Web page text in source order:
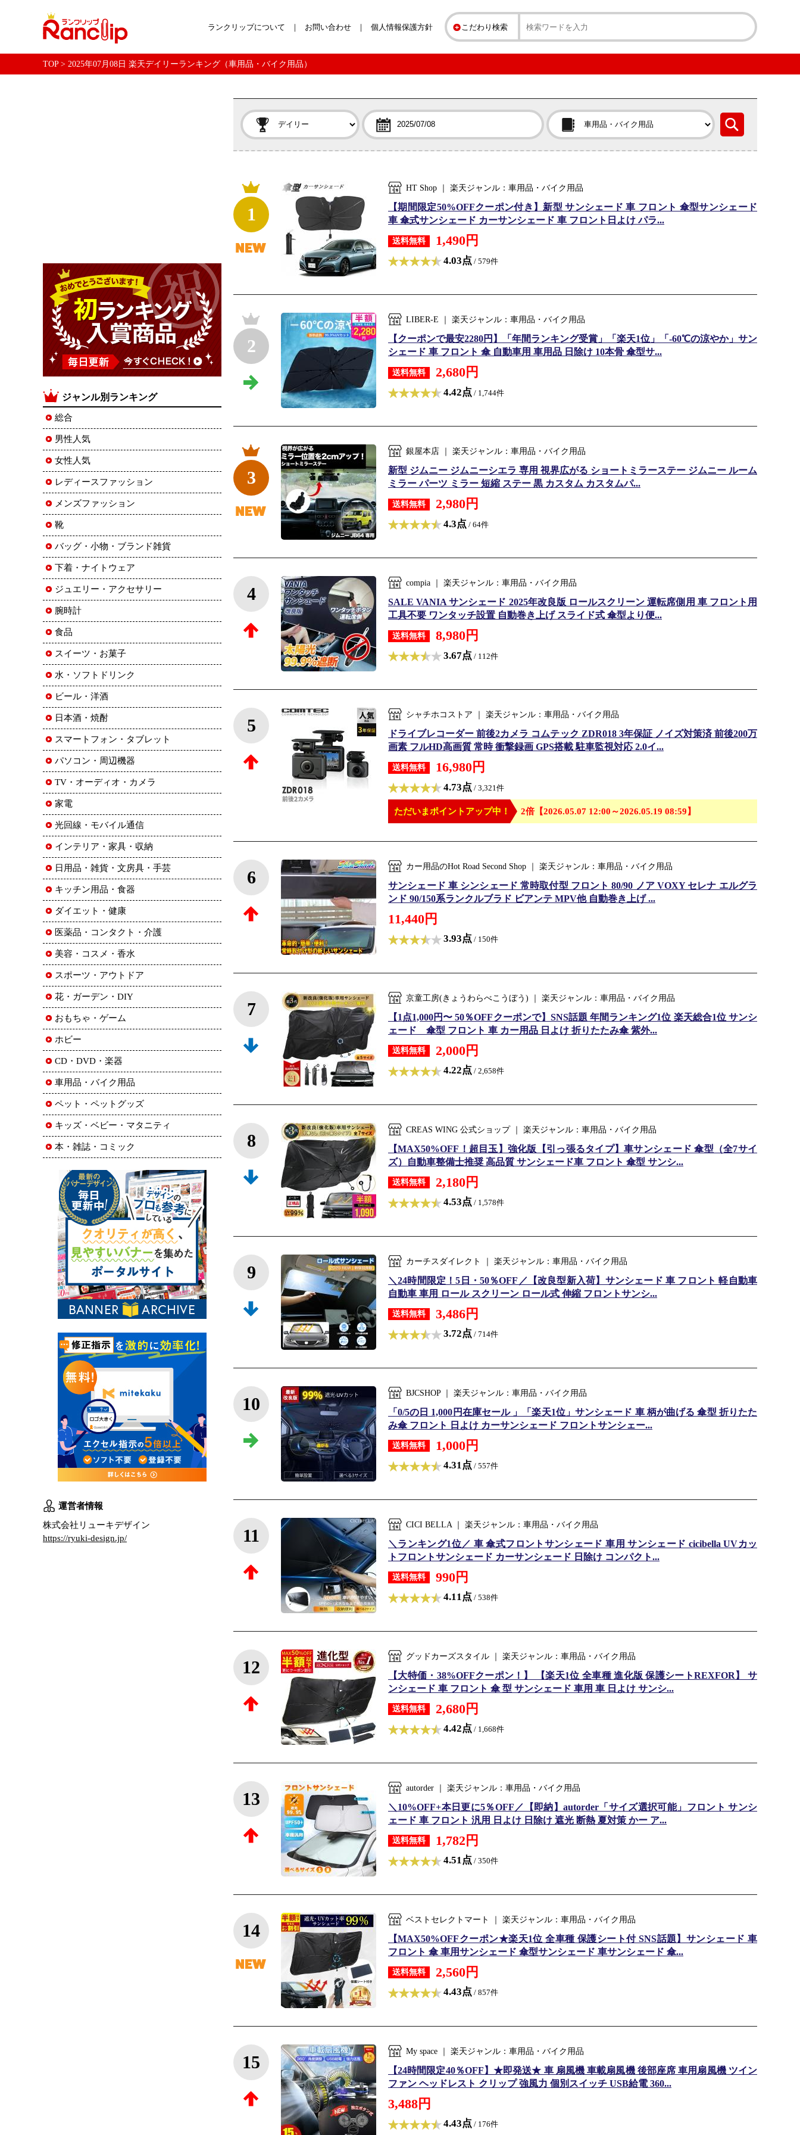
こだわり検索
ランクリップについて お問い合わせ 個人情報保護方針
TOP> 2025年07月08日 楽天デイリーランキング（車用品・バイク用品）
1
HT Shop ｜ 楽天ジャンル：車用品・バイク用品
【期間限定50%OFFクーポン付き】新型 サンシェード 車 フロント 傘型サンシェード
車 傘式サンシェード カーサンシェード 車 フロント日よけ パラ...
送料無料 1,490円
4.03点 / 579件
2
LIBER-E ｜ 楽天ジャンル：車用品・バイク用品
【クーポンで最安2280円】「年間ランキング受賞」「楽天1位」「-60℃の涼やか」サン
シェード 車 フロント 傘 自動車用 車用品 日除け 10本骨 傘型サ...
送料無料 2,680円
4.42点 / 1,744件
3
銀屋本店 ｜ 楽天ジャンル：車用品・バイク用品
新型 ジムニー ジムニーシエラ 専用 視界広がる ショートミラーステー ジムニー ルーム
ミラー パーツ ミラー 短縮 ステー 黒 カスタム カスタムパ...
送料無料 2,980円
4.3点 / 64件
4
compia ｜ 楽天ジャンル：車用品・バイク用品
SALE VANIA サンシェード 2025年改良版 ロールスクリーン 運転席側用 車 フロント用
工具不要 ワンタッチ設置 自動巻き上げ スライド式 傘型より便...
送料無料 8,980円
3.67点 / 112件
5
シャチホコストア ｜ 楽天ジャンル：車用品・バイク用品
ドライブレコーダー 前後2カメラ コムテック ZDR018 3年保証 ノイズ対策済 前後200万
画素 フルHD高画質 常時 衝撃録画 GPS搭載 駐車監視対応 2.0イ...
送料無料 16,980円
4.73点 / 3,321件
ただいまポイントアップ中！ 2倍【2026.05.07 12:00～2026.05.19 08:59】
6
カー用品のHot Road Second Shop ｜ 楽天ジャンル：車用品・バイク用品
サンシェード 車 シンシェード 常時取付型 フロント 80/90 ノア VOXY セレナ エルグラ
ンド 90/150系ランクルブラド ビアンテ MPV他 自動巻き上げ ...
11,440円
3.93点 / 150件
7
京童工房(きょうわらべこうぼう) ｜ 楽天ジャンル：車用品・バイク用品
【1点1,000円〜 50％OFFクーポンで】SNS話題 年間ランキング1位 楽天総合1位 サンシ
ェード 傘型 フロント 車 カー用品 日よけ 折りたたみ傘 紫外...
送料無料 2,000円
4.22点 / 2,658件
8
CREAS WING 公式ショップ ｜ 楽天ジャンル：車用品・バイク用品
【MAX50%OFF！超目玉】強化版【引っ張るタイプ】車サンシェード 傘型（全7サイ
ズ）自動車整備士推奨 高品質 サンシェード車 フロント 傘型 サンシ...
送料無料 2,180円
4.53点 / 1,578件
9
カーチスダイレクト ｜ 楽天ジャンル：車用品・バイク用品
＼24時間限定！5日・50％OFF／【改良型新入荷】サンシェード 車 フロント 軽自動車
自動車 車用 ロール スクリーン ロール式 伸縮 フロントサンシ...
送料無料 3,486円
3.72点 / 714件
10
BJCSHOP ｜ 楽天ジャンル：車用品・バイク用品
「0/5の日 1,000円在庫セール 」「楽天1位」サンシェード 車 柄が曲げる 傘型 折りたた
み傘 フロント 日よけ カーサンシェード フロントサンシェー...
送料無料 1,000円
4.31点 / 557件
11
CICI BELLA ｜ 楽天ジャンル：車用品・バイク用品
＼ランキング1位／ 車 傘式フロントサンシェード 車用 サンシェード cicibella UVカッ
トフロントサンシェード カーサンシェード 日除け コンパクト...
送料無料 990円
4.11点 / 538件
12
グッドカーズスタイル ｜ 楽天ジャンル：車用品・バイク用品
【大特価・38%OFFクーポン！】 【楽天1位 全車種 進化版 保護シートREXFOR】 サ
ンシェード 車 フロント 傘 型 サンシェード 車用 車 日よけ サンシ...
送料無料 2,680円
4.42点 / 1,668件
13
autorder ｜ 楽天ジャンル：車用品・バイク用品
＼10%OFF+本日更に5％OFF／【即納】autorder「サイズ選択可能」フロント サンシ
ェード 車 フロント 汎用 日よけ 日除け 遮光 断熱 夏対策 かー ア...
送料無料 1,782円
4.51点 / 350件
14
ベストセレクトマート ｜ 楽天ジャンル：車用品・バイク用品
【MAX50%OFFクーポン★楽天1位 全車種 保護シート付 SNS話題】サンシェード 車
フロント 傘 車用サンシェード 傘型サンシェード 車サンシェード 傘...
送料無料 2,560円
4.43点 / 857件
15
My space ｜ 楽天ジャンル：車用品・バイク用品
【24時間限定40％OFF】★即発送★ 車 扇風機 車載扇風機 後部座席 車用扇風機 ツイン
ファン ヘッドレスト クリップ 強風力 個別スイッチ USB給電 360...
3,488円
4.43点 / 176件
ジャンル別ランキング
総合
男性人気
女性人気
レディースファッション
メンズファッション
靴
バッグ・小物・ブランド雑貨
下着・ナイトウェア
ジュエリー・アクセサリー
腕時計
食品
スイーツ・お菓子
水・ソフトドリンク
ビール・洋酒
日本酒・焼酎
スマートフォン・タブレット
パソコン・周辺機器
TV・オーディオ・カメラ
家電
光回線・モバイル通信
インテリア・家具・収納
日用品・雑貨・文房具・手芸
キッチン用品・食器
ダイエット・健康
医薬品・コンタクト・介護
美容・コスメ・香水
スポーツ・アウトドア
花・ガーデン・DIY
おもちゃ・ゲーム
ホビー
CD・DVD・楽器
車用品・バイク用品
ペット・ペットグッズ
キッズ・ベビー・マタニティ
本・雑誌・コミック
運営者情報
株式会社リューキデザイン
https://ryuki-design.jp/